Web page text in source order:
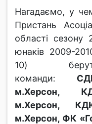
Нагадаємо, у
Пристань
області
юнаків 2009-
10) беруть
команди:
м.Херсон,
м.Херсон,
м.Херсон, ФК